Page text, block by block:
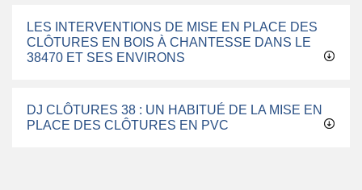
LES INTERVENTIONS DE MISE EN PLACE DES
CLÔTURES EN BOIS À CHANTESSE DANS LE
38470 ET SES ENVIRONS
DJ CLÔTURES 38 : UN HABITUÉ DE LA MISE EN
PLACE DES CLÔTURES EN PVC